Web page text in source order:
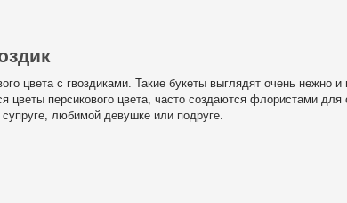
цвета с гвоздиками. Такие букеты выглядят очень нежно
цветы персикового цвета, часто создаются флористами
любимой девушке или подруге.